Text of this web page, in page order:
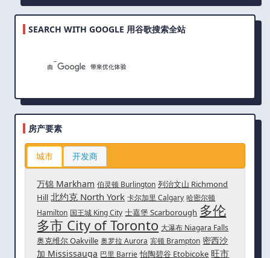
SEARCH WITH GOOGLE 用谷歌搜索全站
房产要素
城市 开发商
万锦 Markham 伯灵顿 Burlington 列治文山 Richmond
Hill 北约克 North York 卡尔加里 Calgary 哈密尔顿
Hamilton 国王城 King City 士嘉堡 Scarborough 多伦
多市 City of Toronto 大瀑布 Niagara Falls
奥克维尔 Oakville 奥罗拉 Aurora 宾顿 Brampton 密西沙
加 Mississauga 巴里 Barrie 怡陶碧谷 Etobicoke 旺市